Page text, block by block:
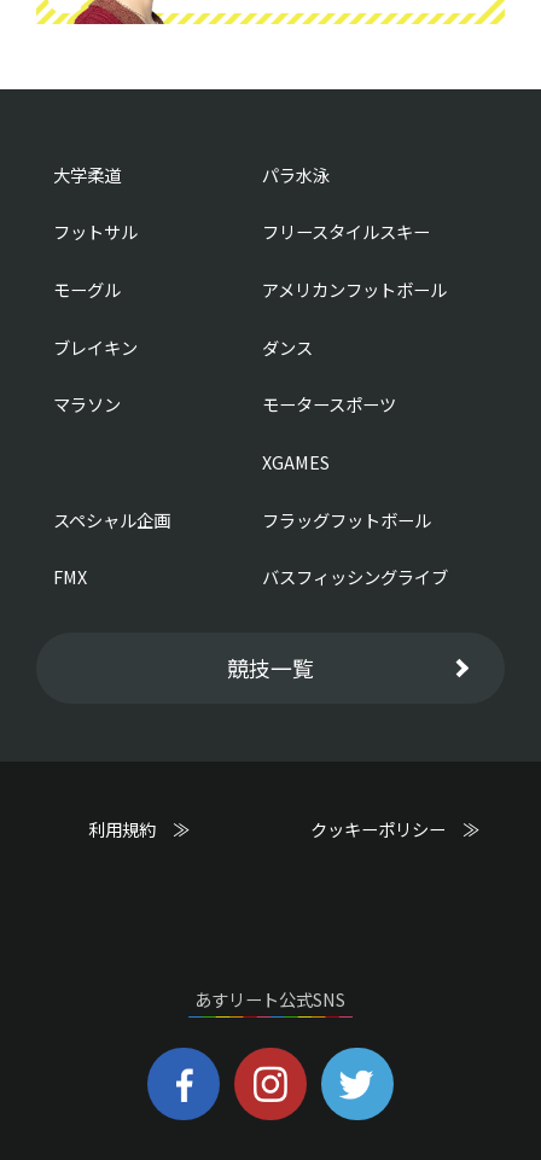
大学柔道 パラ水泳
フットサル フリースタイルスキー
モーグル アメリカンフットボール
ブレイキン ダンス
マラソン モータースポーツ
XGAMES
スペシャル企画 フラッグフットボール
FMX バスフィッシングライブ
競技一覧
利用規約 ≫ クッキーポリシー ≫
あすリート公式SNS